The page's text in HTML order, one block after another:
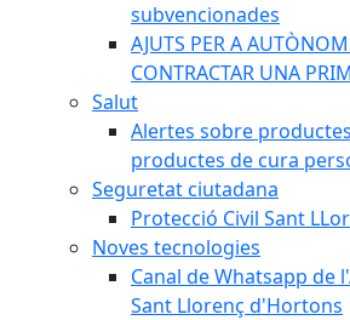
subvencionades
AJUTS PER A
CONTRACTAR UNA
Salut
Alertes sobre
productes de cura
Seguretat ciutadana
Protecció Civil Sant
Noves tecnologies
Canal de Whatsapp de
Sant Llorenç d'Hortons